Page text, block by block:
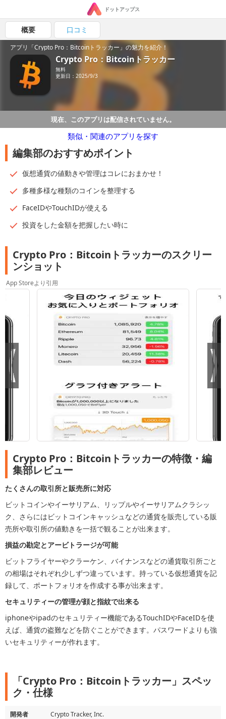
ドットアップス
概要 口コミ
アプリ「Crypto Pro：Bitcoinトラッカー」の魅力を紹介！
Crypto Pro：Bitcoinトラッカー
無料
更新日：2025/9/3
現在、このアプリは配信されていません。
類似・関連のアプリを探す
編集部のおすすめポイント
仮想通貨の値動きや管理はコレにおまかせ！
多種多様な種類のコインを整理する
FaceIDやTouchIDが使える
投資をした金額を把握したい時に
Crypto Pro：Bitcoinトラッカーのスクリー
ンショット
App Storeより引用
Crypto Pro：Bitcoinトラッカーの特徴・編
集部レビュー
たくさんの取引所と販売所に対応
ビットコインやイーサリアム、リップルやイーサリアムクラシッ
ク、さらにはビットコインキャッシュなどの通貨を販売している販
売所や取引所の値動きを一括で観ることが出来ます。
損益の勘定とアービトラージが可能
ビットフライヤーやクラーケン、バイナンスなどの通貨取引所ごと
の相場はそれぞれ少しずつ違っています。持っている仮想通貨を記
録して、ポートフォリオを作成する事が出来ます。
セキュリティーの管理が顔と指紋で出来る
iphoneやipadのセキュリティー機能であるTouchIDやFaceIDを使
えば、通貨の盗難などを防ぐことができます。パスワードよりも強
いセキュリティーが作れます。
「Crypto Pro：Bitcoinトラッカー」スペッ
ク・仕様
開発者
Crypto Tracker, Inc.